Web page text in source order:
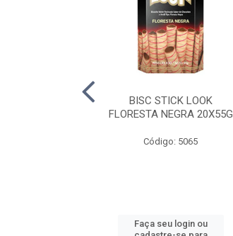
BISC STICK LOOK
FLORESTA NEGRA 20X55G
Código: 5065
Faça seu login ou